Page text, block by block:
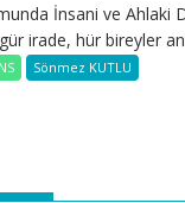
İnsani ve Ahlaki
irade, hür bireyler
Sönmez KUTLU